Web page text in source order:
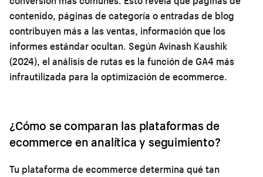
contenido, páginas de categoría o entradas de blog
contribuyen más a las ventas, información que los
informes estándar ocultan. Según Avinash Kaushik
(2024), el análisis de rutas es la función de GA4 más
infrautilizada para la optimización de ecommerce.
¿Cómo se comparan las plataformas de
ecommerce en analítica y seguimiento?
Tu plataforma de ecommerce determina qué tan